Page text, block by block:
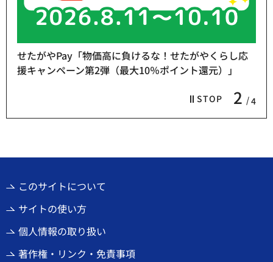
STOP 2 4
せたがやPay「物価高に負けるな！せたがやくらし応
援キャンペーン第2弾（最大10％ポイント還元）」
このサイトについて
サイトの使い方
個人情報の取り扱い
著作権・リンク・免責事項